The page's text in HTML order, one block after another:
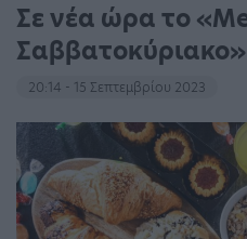
Σε νέα ώρα το
Σαββατοκύριακο»
20:14 - 15 Σεπτεμβρίου 2023